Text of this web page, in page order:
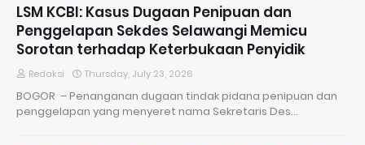
LSM KCBI: Kasus Dugaan Penipuan dan
Penggelapan Sekdes Selawangi Memicu
Sorotan terhadap Keterbukaan Penyidik
Redaksi Thursday, July 23, 2026
BOGOR – Penanganan dugaan tindak pidana penipuan dan
penggelapan yang menyeret nama Sekretaris Des…